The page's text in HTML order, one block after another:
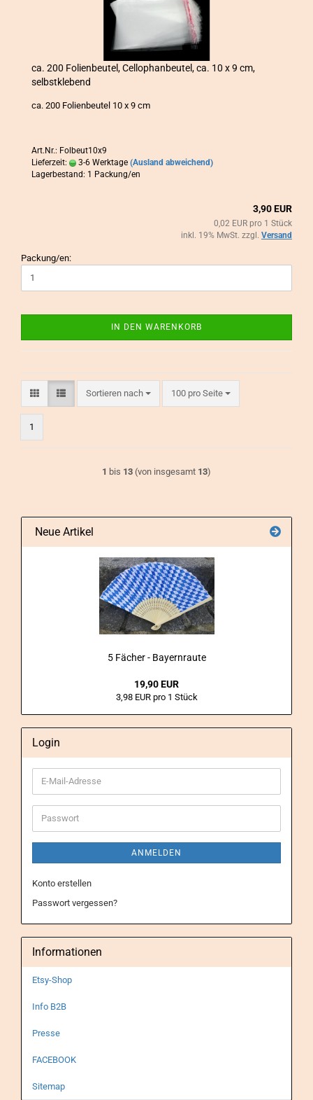
ca. 200 Fo­li­en­beu­tel, Cel­lo­phan­beu­tel, ca. 10 x 9 cm,
selbst­kle­bend
ca. 200 Fo­li­en­beu­tel 10 x 9 cm
Art.Nr.: Folbeut10x9
Lieferzeit:
3-6 Werktage (Ausland abweichend)
Lagerbestand: 1 Packung/en
3,90 EUR
0,02 EUR pro 1 Stück
inkl. 19% MwSt. zzgl. Versand
Packung/en:
IN DEN WARENKORB
Sortieren nach
Sortieren nach 100 pro Seite
pro Seite
1
1 bis 13 (von insgesamt 13)
Neue Artikel
5 Fä­cher - Bay­ern­rau­te
19,90 EUR
3,98 EUR pro 1 Stück
Login
E-
Mail-
Adresse
Passwort
ANMELDEN
Konto erstellen
Passwort vergessen?
Informationen
Etsy-Shop
Info B2B
Presse
FACEBOOK
Sitemap